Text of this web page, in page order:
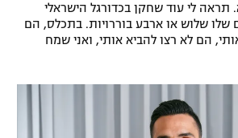
לי עוד שחקן בכדורגל הישראלי
שלוש או ארבע בוררויות. בתכלס, הם
הם לא רצו להביא אותי, ואני שמח